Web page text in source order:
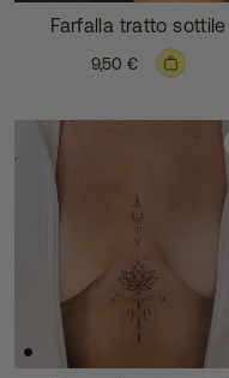
Farfalla tratto sottile
9,50 €